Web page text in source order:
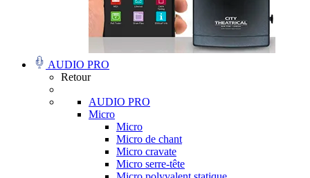
AUDIO PRO
Retour
AUDIO PRO
Micro
Micro
Micro de chant
Micro cravate
Micro serre-tête